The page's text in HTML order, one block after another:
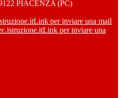
PIACENZA (PC)
Link per inviare una mail
Link per inviare una